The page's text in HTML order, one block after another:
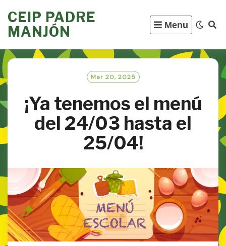
to
content
CEIP PADRE
MANJÓN
Menu
Mar 20, 2025
¡Ya tenemos el menú
del 24/03 hasta el
25/04!